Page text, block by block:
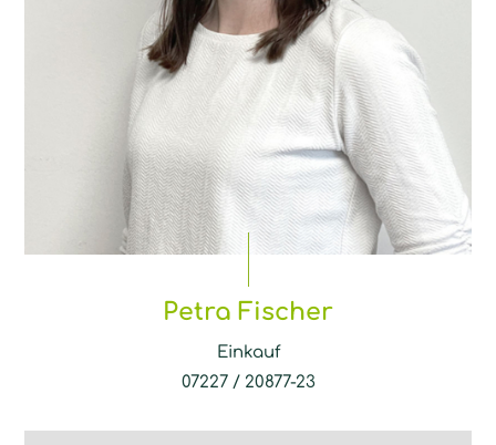
Petra Fischer
Einkauf
07227 / 20877-23